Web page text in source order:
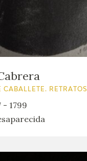
CABALLETE. RETRATOS
- 1799